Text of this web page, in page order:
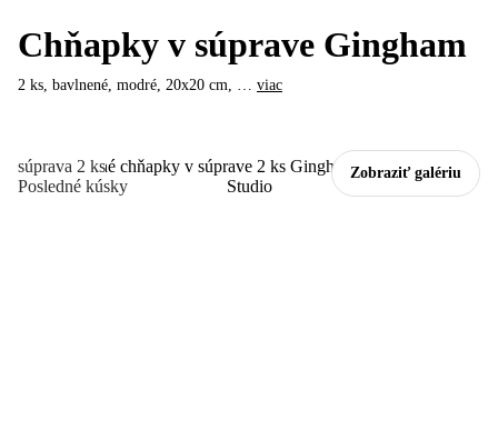
Zobraziť galériu
súprava 2 ks
Posledné kúsky
Chňapky v súprave Gingham
2 ks, bavlnené, modré, 20x20 cm, … viac